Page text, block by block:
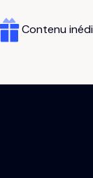
Contenu